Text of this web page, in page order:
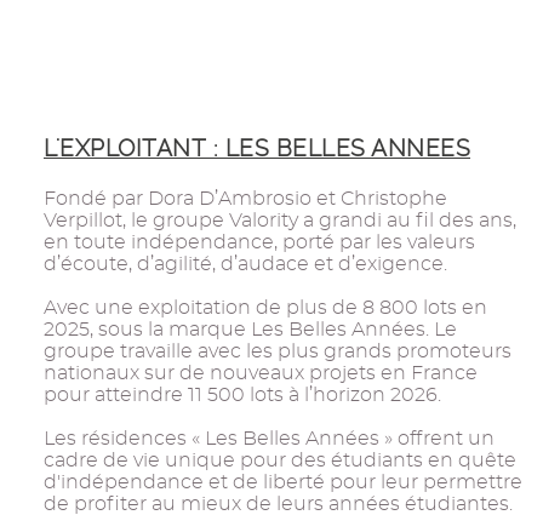
L'EXPLOITANT : LES BELLES ANNEES
Fondé par Dora D’Ambrosio et Christophe
Verpillot, le groupe Valority a grandi au fil des ans,
en toute indépendance, porté par les valeurs
d’écoute, d’agilité, d’audace et d’exigence.
Avec une exploitation de plus de 8 800 lots en
2025, sous la marque Les Belles Années. Le
groupe travaille avec les plus grands promoteurs
nationaux sur de nouveaux projets en France
pour atteindre 11 500 lots à l’horizon 2026.
Les résidences « Les Belles Années » offrent un
cadre de vie unique pour des étudiants en quête
d'indépendance et de liberté pour leur permettre
de profiter au mieux de leurs années étudiantes.